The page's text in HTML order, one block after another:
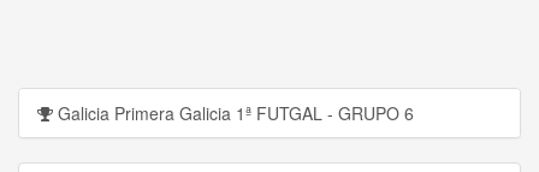
Galicia Primera Galicia 1ª FUTGAL - GRUPO 6